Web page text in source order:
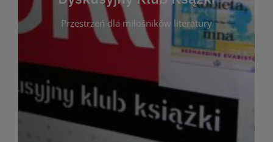
Przestrzeń dla miłośników literatury
Dyskusyjny Klub Ksążki
Dyskusyjny Klub Książki to przestrzeń dla
miłośników literatury, którzy lubią dzielić się
opiniami i emocjami po lekturze. Spotykamy się
regularnie, by rozmawiać o wybranych tytułach z
różnych gatunków literackich. Każde spotkanie to
okazja do inspirującej dyskusji, wymiany